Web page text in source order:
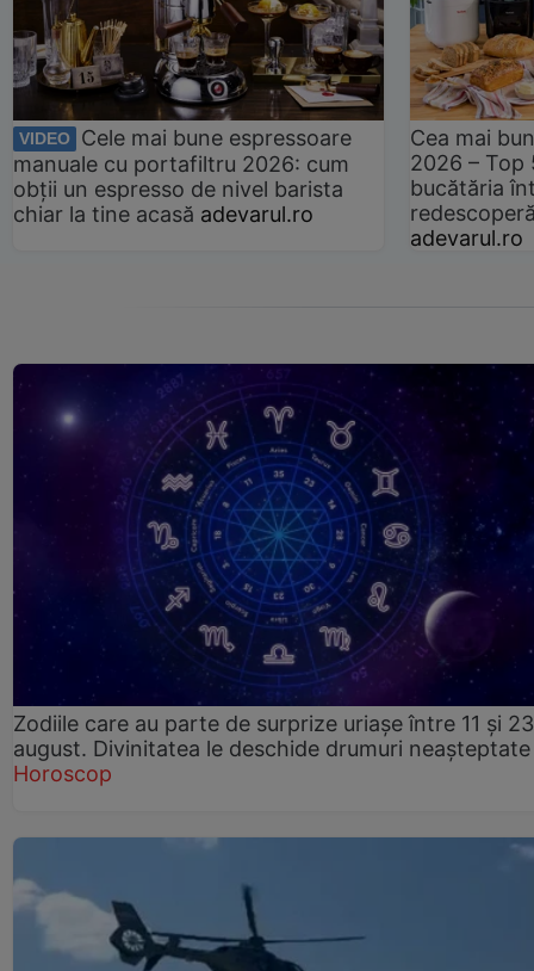
VIDEO
Cele mai bune espressoare
manuale cu portafiltru 2026: cum
obții un espresso de nivel barista
chiar la tine acasă adevarul.ro
Cea mai
2026 –
bucătăria
adevarul.ro
Zodiile care au parte de surprize uriașe între 11 și 23
august. Divinitatea le deschide drumuri neașteptate
Horoscop